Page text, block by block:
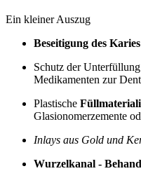
Ein kleiner Auszug
Beseitigung des Karies
Schutz der
Medikamenten zur
Plastische
Glasionomerzemente
Inlays aus Gold und
Wurzelkanal -